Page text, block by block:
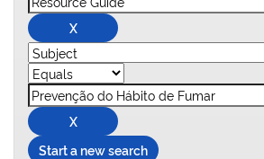
Start a new search